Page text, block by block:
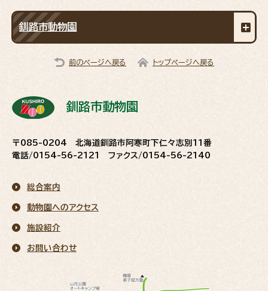
釧路市動物園
前のページへ戻る トップページへ戻る
釧路市動物園
〒085-0204 北海道釧路市阿寒町下仁々志別11番
電話/0154-56-2121 ファクス/0154-56-2140
総合案内
動物園へのアクセス
施設紹介
お問い合わせ